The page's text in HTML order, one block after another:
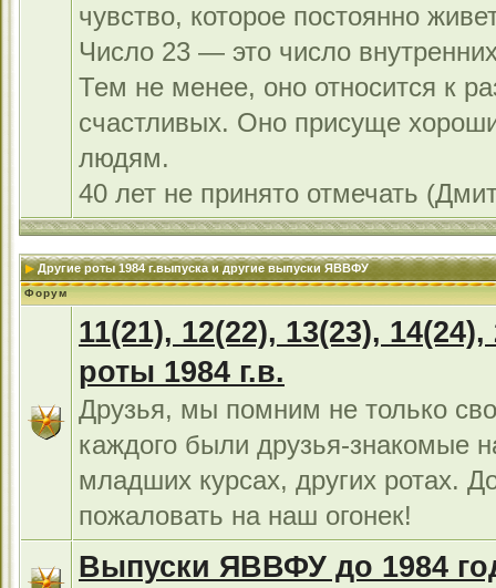
чувство, которое постоянно
Число 23 — это число
Тем не менее, оно относится к
счастливых. Оно присуще
людям.
40 лет не принято отмечать
Другие роты 1984 г.выпуска и другие выпуски ЯВВФУ
Форум
11(21), 12(22), 13(23),
роты 1984 г.в.
Друзья, мы помним не только
каждого были друзья-знакомые
младших курсах, других ротах.
пожаловать на наш огонек!
Выпуски ЯВВФУ до 1984